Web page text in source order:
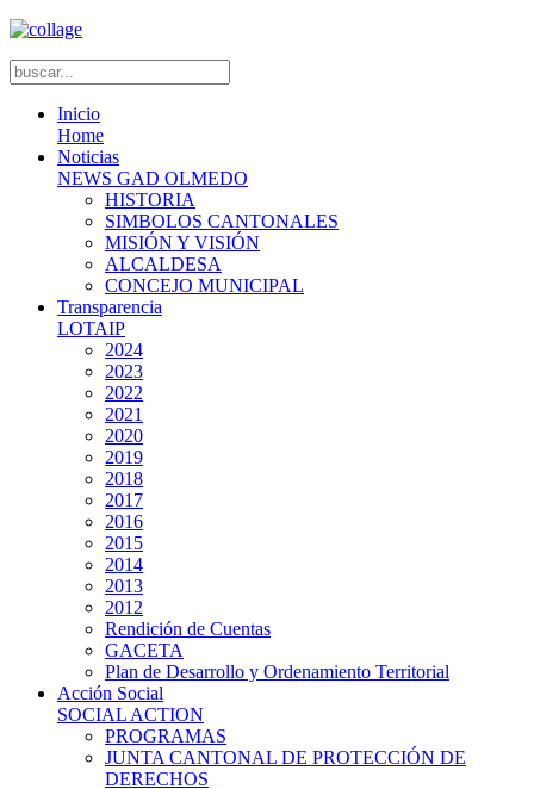
Inicio
Home
Noticias
NEWS GAD OLMEDO
HISTORIA
SIMBOLOS CANTONALES
MISIÓN Y VISIÓN
ALCALDESA
CONCEJO MUNICIPAL
Transparencia
LOTAIP
2024
2023
2022
2021
2020
2019
2018
2017
2016
2015
2014
2013
2012
Rendición de Cuentas
GACETA
Plan de Desarrollo y Ordenamiento Territorial
Acción Social
SOCIAL ACTION
PROGRAMAS
JUNTA CANTONAL DE PROTECCIÓN DE
DERECHOS